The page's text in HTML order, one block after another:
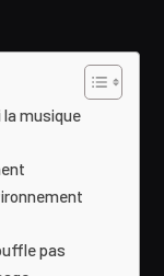
la musique
pas